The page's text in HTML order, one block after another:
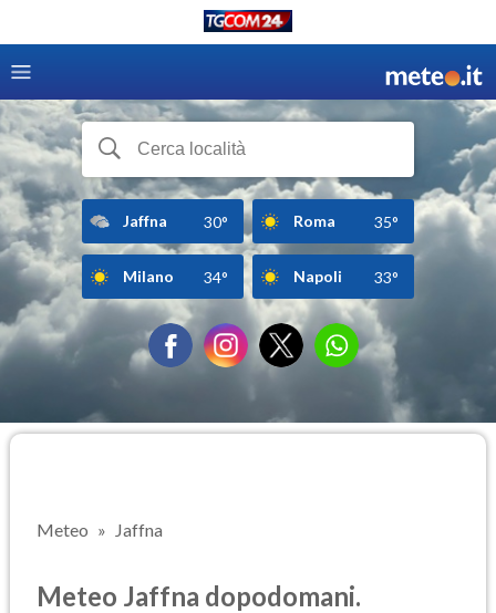
Jaffna 30° Roma 35°
Milano 34° Napoli 33°
Meteo Jaffna
Meteo Jaffna dopodomani.